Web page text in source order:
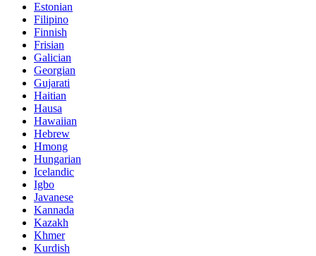
Estonian
Filipino
Finnish
Frisian
Galician
Georgian
Gujarati
Haitian
Hausa
Hawaiian
Hebrew
Hmong
Hungarian
Icelandic
Igbo
Javanese
Kannada
Kazakh
Khmer
Kurdish